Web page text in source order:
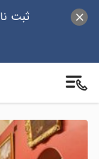
ثبت نام